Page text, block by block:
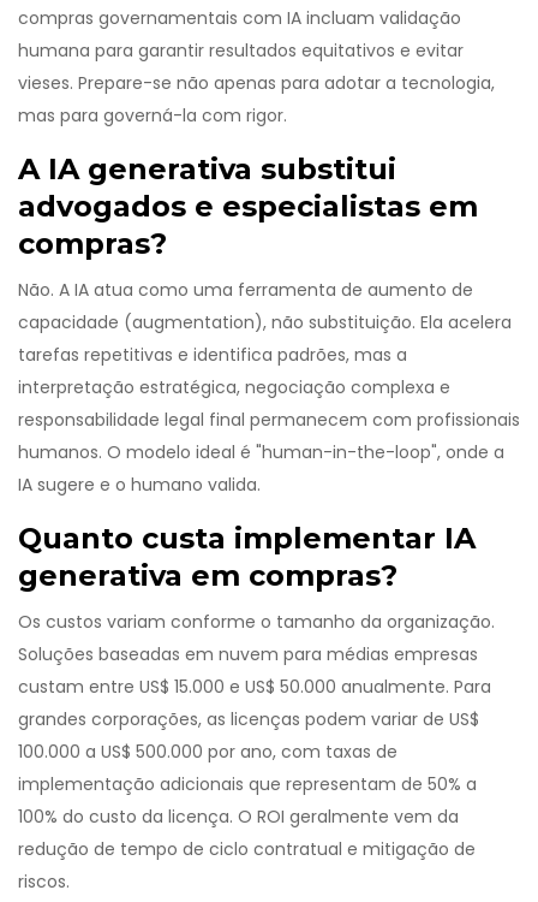
compras governamentais com IA incluam validação
humana para garantir resultados equitativos e evitar
vieses. Prepare-se não apenas para adotar a tecnologia,
mas para governá-la com rigor.
A IA generativa substitui
advogados e especialistas em
compras?
Não. A IA atua como uma ferramenta de aumento de
capacidade (augmentation), não substituição. Ela acelera
tarefas repetitivas e identifica padrões, mas a
interpretação estratégica, negociação complexa e
responsabilidade legal final permanecem com profissionais
humanos. O modelo ideal é "human-in-the-loop", onde a
IA sugere e o humano valida.
Quanto custa implementar IA
generativa em compras?
Os custos variam conforme o tamanho da organização.
Soluções baseadas em nuvem para médias empresas
custam entre US$ 15.000 e US$ 50.000 anualmente. Para
grandes corporações, as licenças podem variar de US$
100.000 a US$ 500.000 por ano, com taxas de
implementação adicionais que representam de 50% a
100% do custo da licença. O ROI geralmente vem da
redução de tempo de ciclo contratual e mitigação de
riscos.